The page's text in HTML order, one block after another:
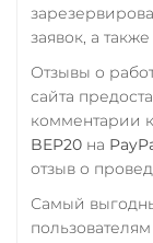
RONIN
NEAR
Utopia USD
VeChain
Wrapped
ERC20
Wrapped
заявок, а
Отзывы о
сайта
комментарии
BEP20 на
отзыв о
Самый